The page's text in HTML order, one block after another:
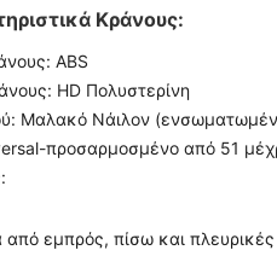
Κράνους:
ABS
HD Πολυστερίνη
Μαλακό Νάιλον
προσαρμοσμένο από 51
από εμπρός, πίσω και